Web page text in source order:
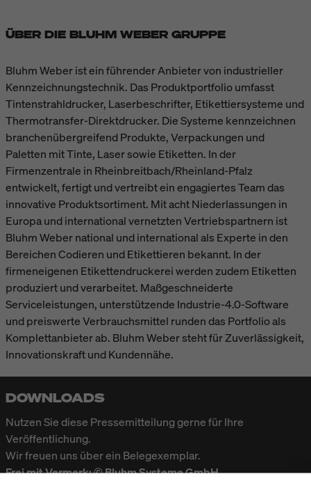
ÜBER DIE BLUHM WEBER GRUPPE
Bluhm Weber ist ein führender Anbieter von industrieller
Kennzeichnungstechnik. Das Produktportfolio umfasst
Tintenstrahldrucker, Laserbeschrifter, Etikettiersysteme und
Thermotransfer-Direktdrucker. Die Systeme kennzeichnen
branchenübergreifend Produkte, Verpackungen und
Paletten mit Tinte, Laser sowie Etiketten. In der
Firmenzentrale in Rheinbreitbach/Rheinland-Pfalz
entwickelt, fertigt und vertreibt ein engagiertes Team das
innovative Produktsortiment. Mit acht Niederlassungen in
Europa und international vernetzten Vertriebspartnern ist
Bluhm Weber national und international als Experte in den
Bereichen Codieren und Etikettieren bekannt. In der
firmeneigenen Etiketten­druckerei werden zudem Etiketten
produziert und verarbeitet. Maßgeschneiderte
Serviceleistungen, unterstützende Industrie-4.0-Software
und preiswerte Verbrauchsmittel runden das Portfolio als
Komplettanbieter ab. Bluhm Weber steht für Zuverlässigkeit,
Innovationskraft und Kundennähe.
DOWNLOADS
Nutzen Sie diese Pressemitteilung gerne für Ihre
Veröffentlichung.
Wir freuen uns über ein Belegexemplar.
Frei mit Vermerk: © Bluhm Systeme GmbH